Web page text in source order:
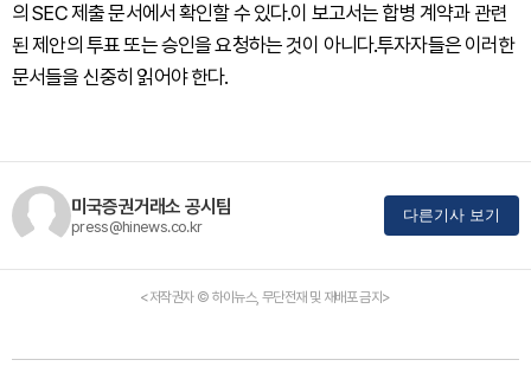
의 SEC 제출 문서에서 확인할 수 있다.이 보고서는 합병 계약과 관련
된 제안의 투표 또는 승인을 요청하는 것이 아니다.투자자들은 이러한
문서들을 신중히 읽어야 한다.
미국증권거래소 공시팀
press@hinews.co.kr
다른기사 보기
<저작권자 © 하이뉴스, 무단전재 및 재배포 금지>